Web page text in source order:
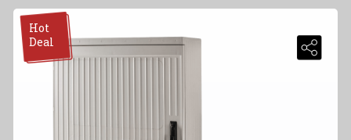
Hot
Deal